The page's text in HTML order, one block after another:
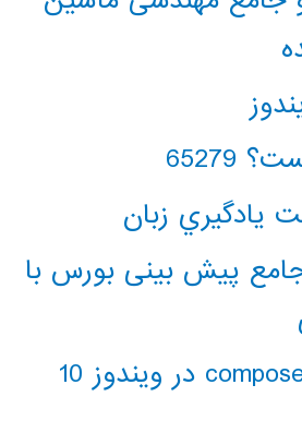
يادگيري زبان
پیش بینی بورس با